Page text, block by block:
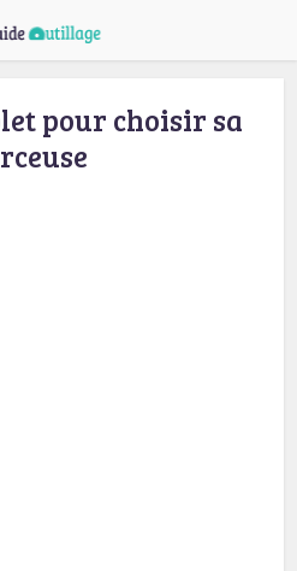
pour choisir sa